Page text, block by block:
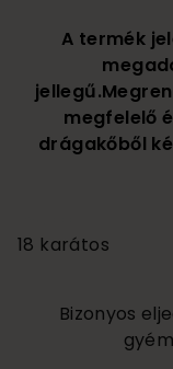
A termék
megfelelő
drágakőből
18 karátos
Bizonyos